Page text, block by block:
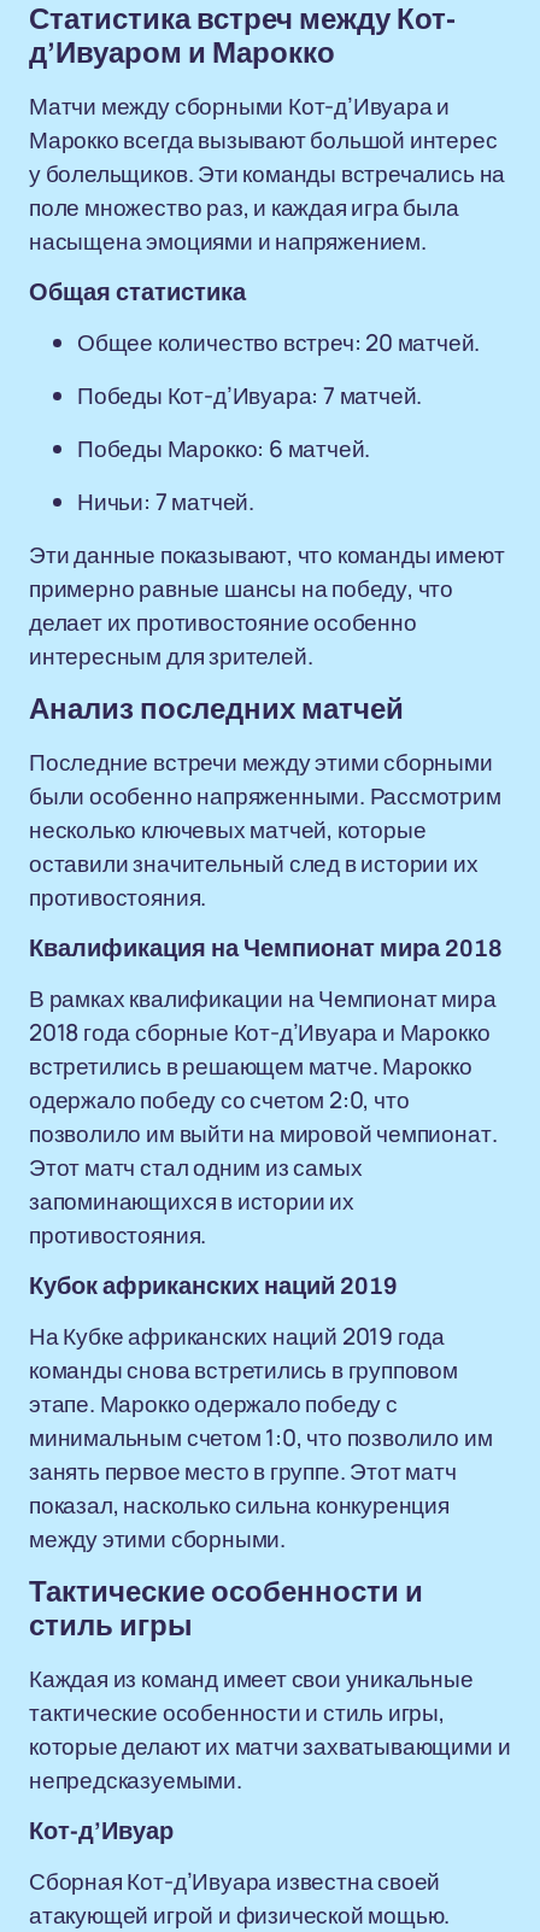
Статистика встреч между Кот-
д’Ивуаром и Марокко
Матчи между сборными Кот-д’Ивуара и
Марокко всегда вызывают большой интерес
у болельщиков. Эти команды встречались на
поле множество раз, и каждая игра была
насыщена эмоциями и напряжением.
Общая статистика
Общее количество встреч: 20 матчей.
Победы Кот-д’Ивуара: 7 матчей.
Победы Марокко: 6 матчей.
Ничьи: 7 матчей.
Эти данные показывают, что команды имеют
примерно равные шансы на победу, что
делает их противостояние особенно
интересным для зрителей.
Анализ последних матчей
Последние встречи между этими сборными
были особенно напряженными. Рассмотрим
несколько ключевых матчей, которые
оставили значительный след в истории их
противостояния.
Квалификация на Чемпионат мира 2018
В рамках квалификации на Чемпионат мира
2018 года сборные Кот-д’Ивуара и Марокко
встретились в решающем матче. Марокко
одержало победу со счетом 2:0, что
позволило им выйти на мировой чемпионат.
Этот матч стал одним из самых
запоминающихся в истории их
противостояния.
Кубок африканских наций 2019
На Кубке африканских наций 2019 года
команды снова встретились в групповом
этапе. Марокко одержало победу с
минимальным счетом 1:0, что позволило им
занять первое место в группе. Этот матч
показал, насколько сильна конкуренция
между этими сборными.
Тактические особенности и
стиль игры
Каждая из команд имеет свои уникальные
тактические особенности и стиль игры,
которые делают их матчи захватывающими и
непредсказуемыми.
Кот-д’Ивуар
Сборная Кот-д’Ивуара известна своей
атакующей игрой и физической мощью.